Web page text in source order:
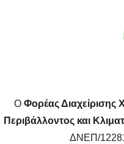
ΜΑΘΗΤΩΝ
O Φορέας Διαχείρισης
Περιβάλλοντος και
ΔΝΕΠ/